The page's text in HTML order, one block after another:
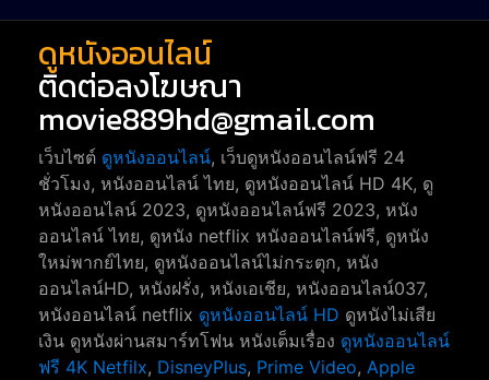
ดูหนังออนไลน์
ติดต่อลงโฆษณา
movie889hd@gmail.com
เว็บไซต์ ดูหนังออนไลน์, เว็บดูหนังออนไลน์ฟรี 24
ชั่วโมง, หนังออนไลน์ ไทย, ดูหนังออนไลน์ HD 4K, ดู
หนังออนไลน์ 2023, ดูหนังออนไลน์ฟรี 2023, หนัง
ออนไลน์ ไทย, ดูหนัง netflix หนังออนไลน์ฟรี, ดูหนัง
ใหม่พากย์ไทย, ดูหนังออนไลน์ไม่กระตุก, หนัง
ออนไลน์HD, หนังฝรั่ง, หนังเอเชีย, หนังออนไลน์037,
หนังออนไลน์ netflix ดูหนังออนไลน์ HD ดูหนังไม่เสีย
เงิน ดูหนังผ่านสมาร์ทโฟน หนังเต็มเรื่อง ดูหนังออนไลน์
ฟรี 4K Netfilx, DisneyPlus, Prime Video, Apple